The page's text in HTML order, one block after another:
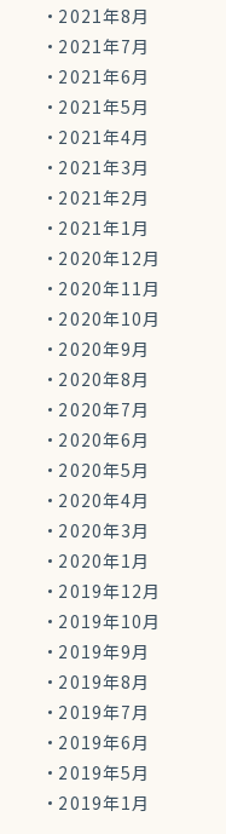
2021年8月
2021年7月
2021年6月
2021年5月
2021年4月
2021年3月
2021年2月
2021年1月
2020年12月
2020年11月
2020年10月
2020年9月
2020年8月
2020年7月
2020年6月
2020年5月
2020年4月
2020年3月
2020年1月
2019年12月
2019年10月
2019年9月
2019年8月
2019年7月
2019年6月
2019年5月
2019年1月